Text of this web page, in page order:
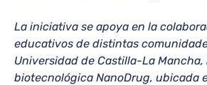
La iniciativa se apoya en la
educativos de distintas
Universidad de Castilla-La Mancha,
biotecnológica NanoDrug, ubicada